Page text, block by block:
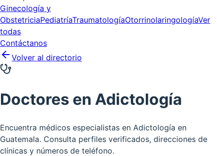
Ginecología y
ObstetriciaPediatríaTraumatologíaOtorrinolaringologíaVer
todas
Contáctanos
Volver al directorio
Doctores en Adictología
Encuentra médicos especialistas en Adictología en
Guatemala. Consulta perfiles verificados, direcciones de
clínicas y números de teléfono.